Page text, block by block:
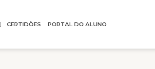
CERTIDÕES PORTAL DO ALUNO